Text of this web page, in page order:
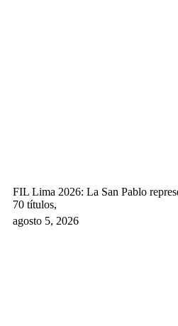
FIL Lima 2026: La San Pablo
70 títulos,
agosto 5, 2026